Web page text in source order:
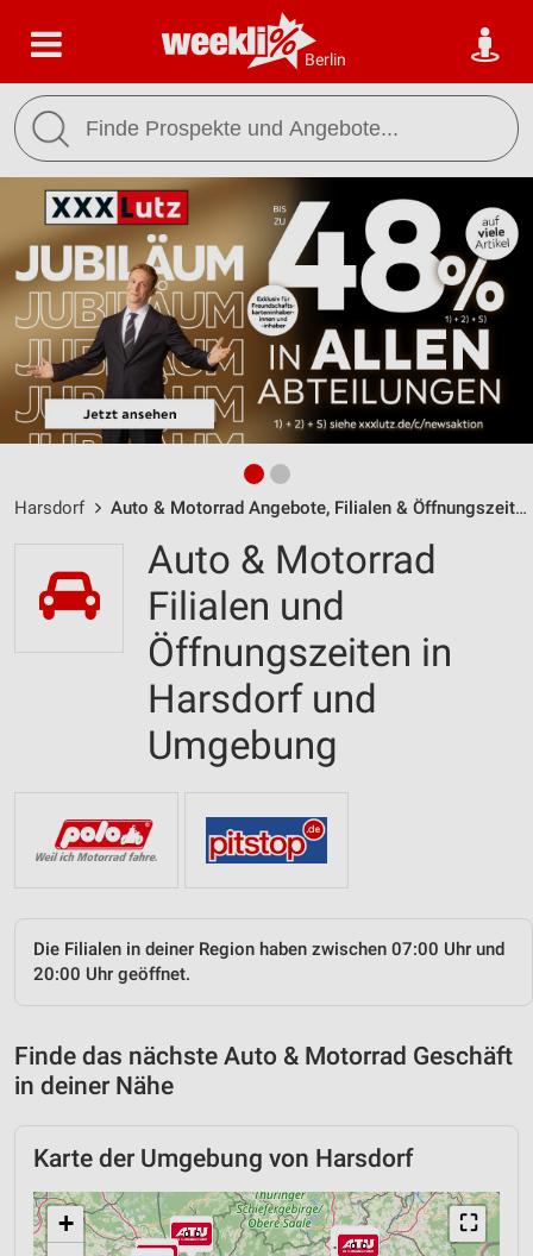
Berlin
Harsdorf Auto & Motorrad Angebote, Filialen & Öffnungszeiten
Auto & Motorrad
Filialen und
Öffnungszeiten in
Harsdorf und
Umgebung
Die Filialen in deiner Region haben zwischen 07:00 Uhr und
20:00 Uhr geöffnet.
Finde das nächste Auto & Motorrad Geschäft
in deiner Nähe
Karte der Umgebung von Harsdorf
⛶
+